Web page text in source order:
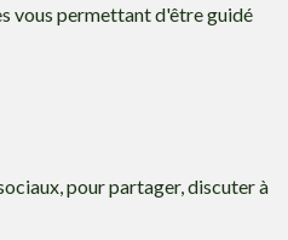
vous permettant d'être guidé
pour partager, discuter à